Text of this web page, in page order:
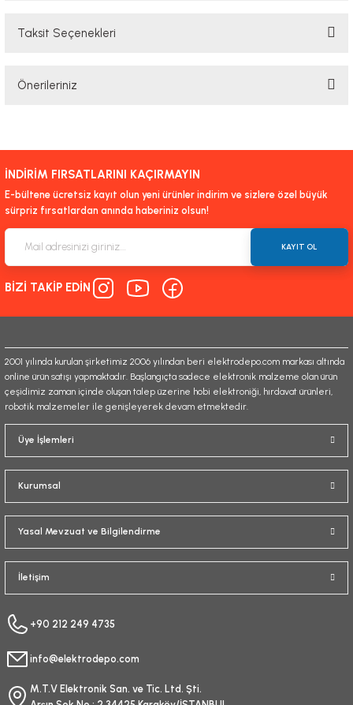
Taksit Seçenekleri
Önerileriniz
yetersiz gördüğünüz noktaları öneri formunu kullanarak tarafımıza
iletebilirsiniz.
Görüş ve önerileriniz için teşekkür ederiz.
Ürün açıklamasında eksik bilgiler bulunuyor.
Ürün bilgilerinde hatalar bulunuyor.
Ürün fiyatı diğer sitelerden daha pahalı.
Gönder
İNDİRİM FIRSATLARINI KAÇIRMAYIN
E-bültene ücretsiz kayıt olun yeni ürünler indirim ve sizlere özel büyük
sürpriz fırsatlardan anında haberiniz olsun!
KAYIT OL
BİZİ TAKİP EDİN
2001 yılında kurulan şirketimiz 2006 yılından beri elektrodepo.com markası altında
online ürün satışı yapmaktadır. Başlangıçta sadece elektronik malzeme olan ürün
çeşidimiz zaman içinde oluşan talep üzerine hobi elektroniği, hırdavat ürünleri,
robotik malzemeler ile genişleyerek devam etmektedir.
Üye İşlemleri
Kurumsal
Yasal Mevzuat ve Bilgilendirme
İletişim
+90 212 249 4735
info@elektrodepo.com
M.T.V Elektronik San. ve Tic. Ltd. Şti.